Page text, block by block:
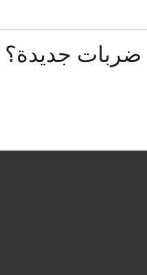
بعد تحذير من هجوم باليستي
من ملياري دولار لمشروع
يقر عقوبات مشددة على
ضربات جديدة؟